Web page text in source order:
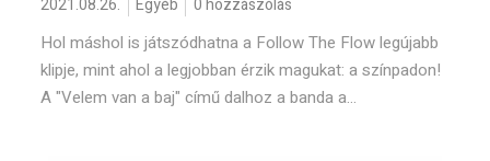
2021.08.26. Egyéb 0 hozzászólás
Hol máshol is játszódhatna a Follow The Flow legújabb
klipje, mint ahol a legjobban érzik magukat: a színpadon!
A "Velem van a baj" című dalhoz a banda a...